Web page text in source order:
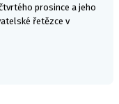
prosince a jeho
řetězce v